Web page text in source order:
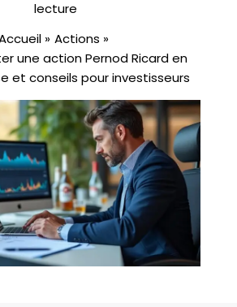
lecture
Actions
une action Pernod Ricard en
et conseils pour investisseurs